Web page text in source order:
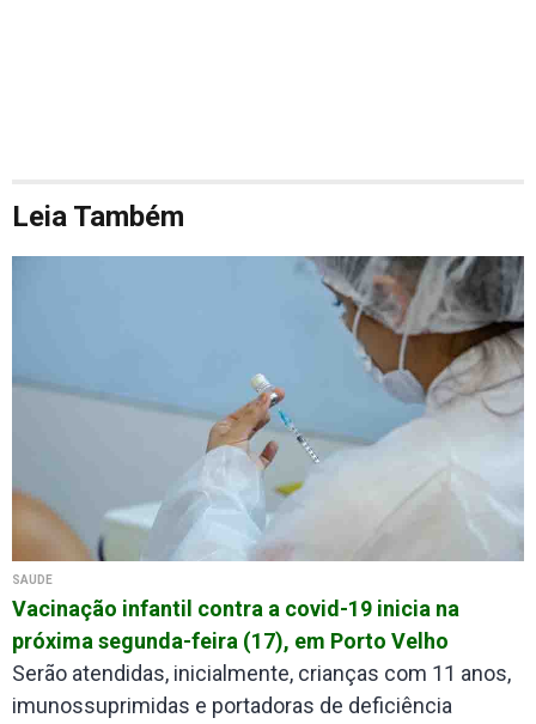
Leia Também
SAÚDE
Vacinação infantil contra a covid-19 inicia na
próxima segunda-feira (17), em Porto Velho
Serão atendidas, inicialmente, crianças com 11 anos,
imunossuprimidas e portadoras de deficiência